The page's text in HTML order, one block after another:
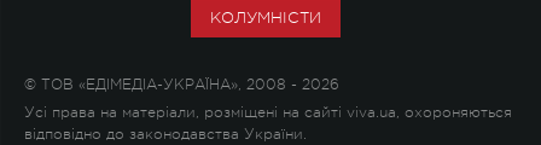
КОЛУМНІСТИ
© ТОВ «ЕДІМЕДІА-УКРАЇНА», 2008 - 2026
Усі права на матеріали, розміщені на сайті viva.ua, охороняються
відповідно до законодавства України.